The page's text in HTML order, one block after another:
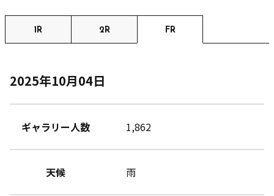
1R 2R FR
2025年10月04日
ギャラリー人数 1,862
天候 雨